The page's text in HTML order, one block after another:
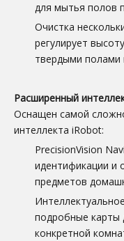
для мытья полов
Очистка
регулирует
твердыми полами
Расширенный
Оснащен самой
интеллекта iRobot:
PrecisionVision
идентификации и
предметов
подробные карты
конкретной